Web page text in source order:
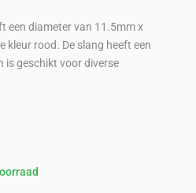
een diameter van 11.5mm x
kleur rood. De slang heeft een
is geschikt voor diverse